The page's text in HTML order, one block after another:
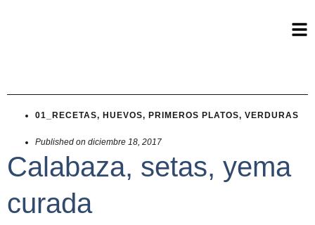
01_RECETAS, HUEVOS, PRIMEROS PLATOS, VERDURAS
Published on diciembre 18, 2017
Calabaza, setas, yema
curada